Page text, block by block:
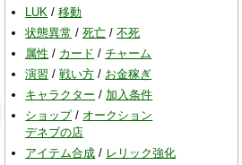
LUK /移動
状態異常 /死亡 /不死
属性 / カード /チャーム
演習 /戦い方 / お金稼ぎ
キャラクター / 加入条件
ショップ/ オークション
デネブの店
アイテム合成 / レリック強化